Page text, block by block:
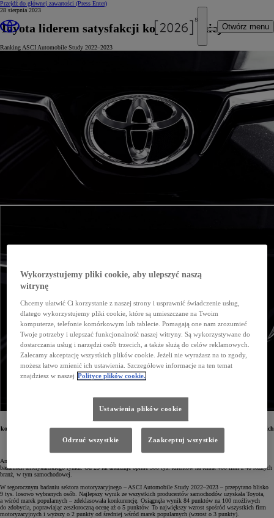
Przejdź do głównej zawartości (Press Enter)
Otwórz menu
28 sierpnia 2023
Toyota liderem satysfakcji konsumenckiej
Ranking ASCI Automobile Study 2022–2023
American Customer Satisfaction Index (ASCI) to niezależna organizacja, która bada satysfakcję
konsumentów z produktów. W najnowszej edycji badań największą liczbę punktów spośród wszystkich
American Customer Satisfaction Index (ASCI) to organizacja mająca bogate doświadczenie w detalicznych
badaniach amerykańskiego rynku. Od 25 lat analizuje opinie 500 tys. klientów na temat 400 firm z 40 różnych
branż, w tym samochodowej.
W tegorocznym badaniu sektora motoryzacyjnego – ASCI Automobile Study 2022–2023 – przepytano blisko
9 tys. losowo wybranych osób. Najlepszy wynik ze wszystkich producentów samochodów uzyskała Toyota,
a wśród marek popularnych – zdeklasowała konkurencję. Osiągnęła wynik 84 punktów na 100 możliwych
do zdobycia, poprawiając zeszłoroczną ocenę aż o 5 punktów. To największy wzrost spośród wszystkich firm
motoryzacyjnych i wyższy o 2 punkty od średniej wśród marek popularnych (wzrost o 3 punkty).
Wykorzystujemy pliki cookie, aby ulepszyć naszą
witrynę
Chcemy ułatwić Ci korzystanie z naszej strony i usprawnić świadczenie usług,
dlatego wykorzystujemy pliki cookie, które są umieszczane na Twoim
komputerze, telefonie komórkowym lub tablecie. Pomagają one nam zrozumieć
Twoje potrzeby i ulepszać funkcjonalność naszej witryny. Są wykorzystywane do
dostarczania usług i narzędzi osób trzecich, a także służą do celów reklamowych.
Zalecamy akceptację wszystkich plików cookie. Jeżeli nie wyrażasz na to zgody,
możesz łatwo zmienić ich ustawienia. Szczegółowe informacje na ten temat
znajdziesz w naszej Polityce plików cookie.
Ustawienia plików cookie
Odrzuć wszystkie Zaakceptuj wszystkie